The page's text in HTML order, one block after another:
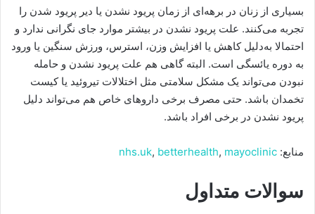
بسیاری از زنان در برهه‌ای از زمان پریود نشدن یا دیر پریود شدن را
تجربه می‌کنند. علت پریود نشدن در بیشتر موارد جای نگرانی ندارد و
احتمالا به‌دلیل کاهش یا افزایش وزن، استرس، ورزش سنگین یا ورود
به دوره یائسگی است. البته گاهی هم علت پریود نشدن و حامله
نبودن می‌تواند یک مشکل سلامتی مثل اختلالات تیروئید یا کیست
تخمدان باشد. حتی مصرف برخی داروهای خاص هم می‌تواند دلیل
پریود نشدن در برخی افراد باشد.
منابع: nhs.uk, betterhealth, mayoclinic
سوالات متداول